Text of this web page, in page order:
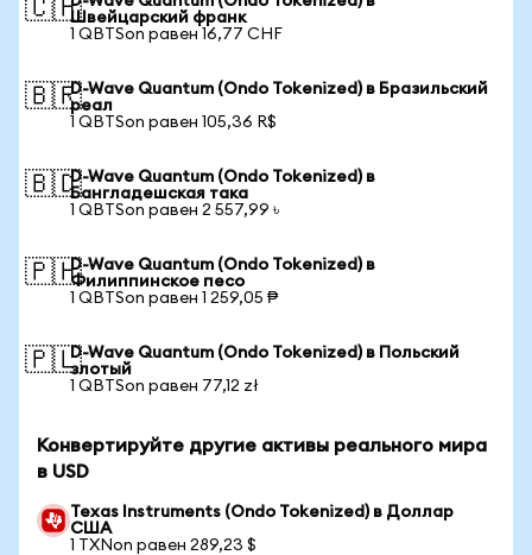
🇨🇭Швейцарский франк
1 QBTSon равен 16,77 CHF
🇧🇷D-Wave Quantum (Ondo Tokenized) в Бразильский
реал
1 QBTSon равен 105,36 R$
🇧🇩D-Wave Quantum (Ondo Tokenized) в
Бангладешская така
1 QBTSon равен 2 557,99 ৳
🇵🇭D-Wave Quantum (Ondo Tokenized) в
Филиппинское песо
1 QBTSon равен 1 259,05 ₱
🇵🇱D-Wave Quantum (Ondo Tokenized) в Польский
злотый
1 QBTSon равен 77,12 zł
Конвертируйте другие активы реального мира
в USD
Texas Instruments (Ondo Tokenized) в Доллар
США
1 TXNon равен 289,23 $